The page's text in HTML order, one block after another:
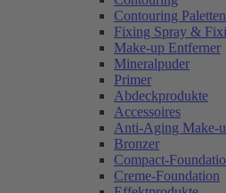
Contouring Paletten
Fixing Spray &
Make-up Entferner
Mineralpuder
Primer
Abdeckprodukte
Accessoires
Anti-Aging Make-
Bronzer
Compact-
Creme-Foundation